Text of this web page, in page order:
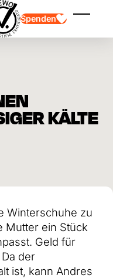
Spenden
KÄLTE
Winterschuhe zu
Mutter ein Stück
Geld für
der
ist, kann Andres